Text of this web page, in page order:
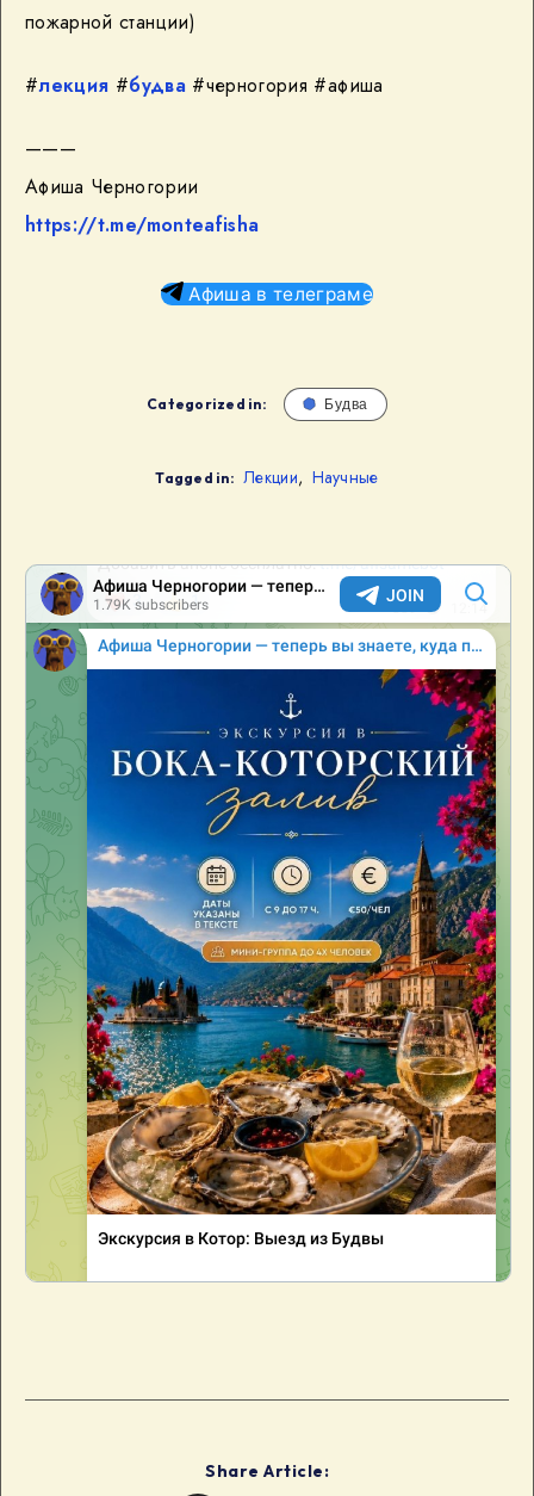
пожарной станции)
#лекция #будва#черногория #афиша
———
Афиша Черногории
https://t.me/monteafisha
Афиша в телеграме
Categorized in: Будва
Tagged in: Лекции, Научные
Share Article: